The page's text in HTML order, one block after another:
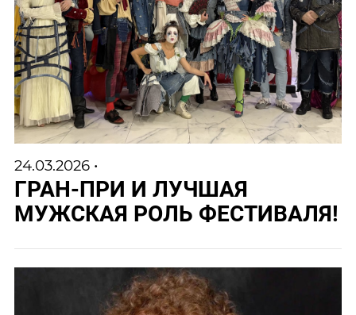
24.03.2026 •
ГРАН-ПРИ И ЛУЧШАЯ
МУЖСКАЯ РОЛЬ ФЕСТИВАЛЯ!